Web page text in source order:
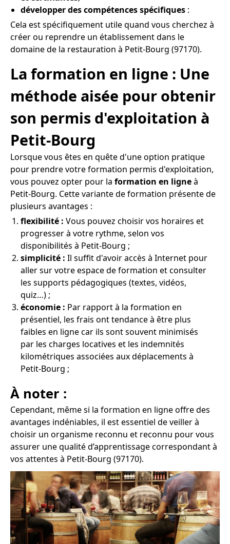
développer des compétences spécifiques :
Cela est spécifiquement utile quand vous cherchez à
créer ou reprendre un établissement dans le
domaine de la restauration à Petit-Bourg (97170).
La formation en ligne : Une
méthode aisée pour obtenir
son permis d'exploitation à
Petit-Bourg
Lorsque vous êtes en quête d'une option pratique
pour prendre votre formation permis d'exploitation,
vous pouvez opter pour la formation en ligneà
Petit-Bourg. Cette variante de formation présente de
plusieurs avantages :
flexibilité : Vous pouvez choisir vos horaires et
progresser à votre rythme, selon vos
disponibilités à Petit-Bourg ;
simplicité : Il suffit d'avoir accès à Internet pour
aller sur votre espace de formation et consulter
les supports pédagogiques (textes, vidéos,
quiz…) ;
économie : Par rapport à la formation en
présentiel, les frais ont tendance à être plus
faibles en ligne car ils sont souvent minimisés
par les charges locatives et les indemnités
kilométriques associées aux déplacements à
Petit-Bourg ;
À noter :
Cependant, même si la formation en ligne offre des
avantages indéniables, il est essentiel de veiller à
choisir un organisme reconnu et reconnu pour vous
assurer une qualité d’apprentissage correspondant à
vos attentes à Petit-Bourg (97170).